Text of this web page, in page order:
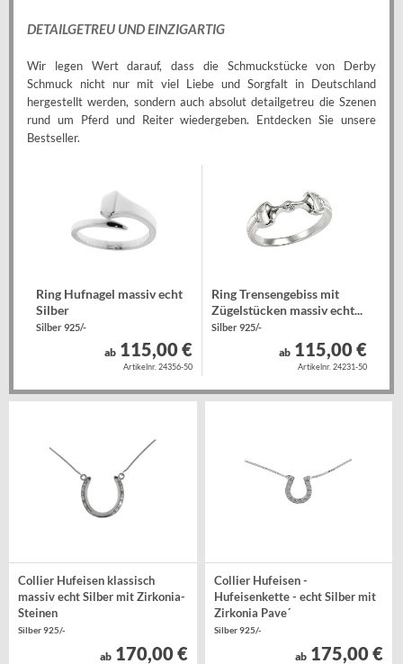
DETAILGETREU UND EINZIGARTIG
Wir legen Wert darauf, dass die Schmuckstücke von Derby
Schmuck nicht nur mit viel Liebe und Sorgfalt in Deutschland
hergestellt werden, sondern auch absolut detailgetreu die Szenen
rund um Pferd und Reiter wiedergeben. Entdecken Sie unsere
Bestseller.
Ring Hufnagel massiv echt
Silber
Silber 925/-
ab115,00 €
Artikelnr. 24356-50
Ring Trensengebiss mit
Zügelstücken massiv echt...
Silber 925/-
ab 115,00 €
Artikelnr. 24231-50
Collier Hufeisen klassisch
massiv echt Silber mit Zirkonia-
Steinen
Silber 925/-
ab170,00 €
Collier Hufeisen -
Hufeisenkette - echt Silber mit
Zirkonia Pave´
Silber 925/-
ab 175,00 €